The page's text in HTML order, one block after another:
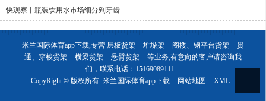
快观察丨瓶装饮用水市场细分到牙齿
米兰国际体育app下载,专营 层板货架 堆垛架 阁楼、钢平台货架
贯
通、穿梭货架
横梁货架 悬臂货架
等业务,有意向的客户请咨询我
们，联系电话： 15169089111
CopyRight © 版权所有: 米兰国际体育app下载 网站地图 XML